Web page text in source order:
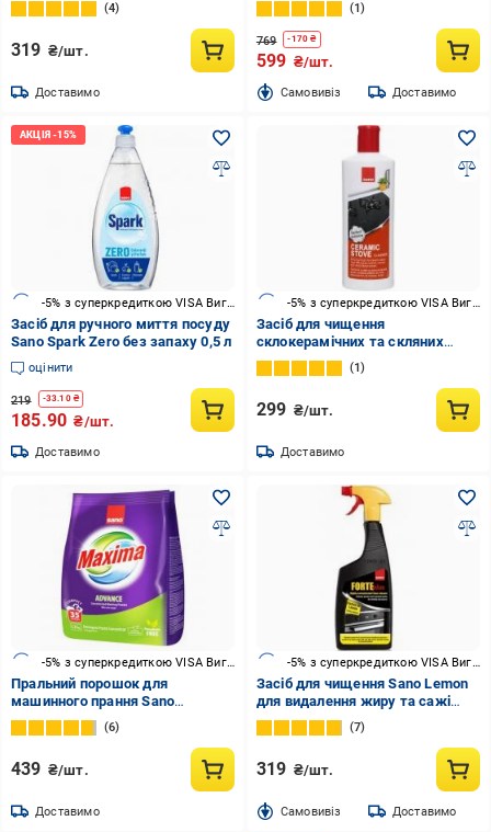
4
319 ₴/шт.
Доставимо
1
769 -170 ₴
599 ₴/шт.
Cамовивіз Доставимо
-5% з суперкредиткою VISA Вигода
Засіб для ручного миття посуду
Sano Spark Zero без запаху 0,5 л
оцінити
219 -33.10₴
185.90 ₴/шт.
Доставимо
Засіб для чищення
склокерамічних та скляних
поверхонь Sano 0,3 л
1
299 ₴/шт.
Доставимо
-5% з суперкредиткою VISA Вигода
Пральний порошок для
машинного прання Sano
Advance 1,25 кг
6
439 ₴/шт.
Доставимо
Засіб для чищення Sano Lemon
для видалення жиру та сажі
0,75 л
7
319 ₴/шт.
Cамовивіз Доставимо